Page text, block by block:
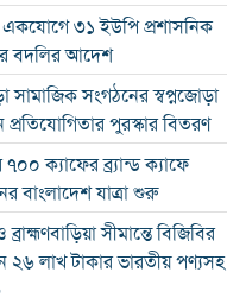
একযোগে ৩১ ইউপি প্রশাসনিক
বদলির আদেশ
সামাজিক সংগঠনের স্বপ্নজোড়া
পুরস্কার বিতরণ
ক্যাফের ব্র্যান্ড ক্যাফে
বাংলাদেশ যাত্রা শুরু
ব্রাহ্মণবাড়িয়া সীমান্তে বিজিবির
২৬ লাখ টাকার ভারতীয় পণ্যসহ